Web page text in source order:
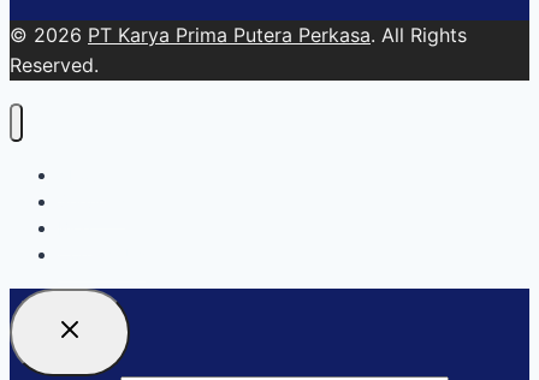
© 2026 PT Karya Prima Putera Perkasa. All Rights
Reserved.